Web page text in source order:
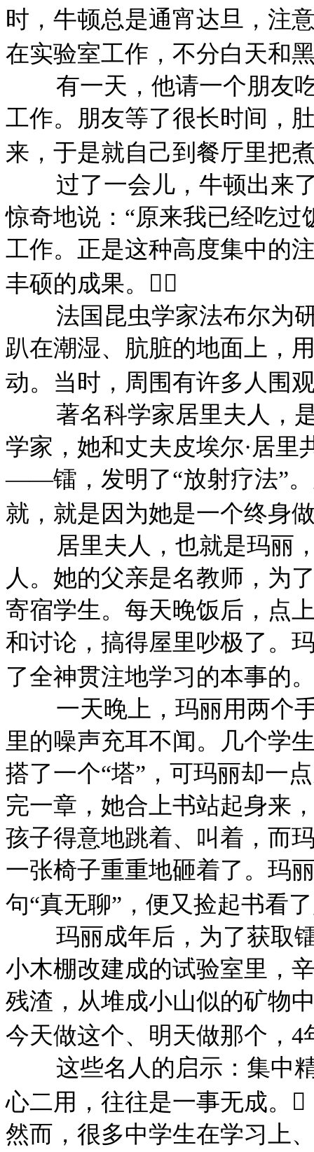
时，牛顿总是通宵达旦，注
在实验室工作，不分白天和
有一天，他请一个朋友
工作。朋友等了很长时间，
来，于是就自己到餐厅里把
过了一会儿，牛顿出来
惊奇地说： “原来我已经吃过
工作。正是这种高度集中的
丰硕的成果。
法国昆虫学家法布尔为
趴在潮湿、肮脏的地面上，
动。当时，周围有许多人围
著名科学家居里夫人，
学家，她和丈夫皮埃尔·居里
——镭，发明了“放射疗法”
就，就是因为她是一个终身
居里夫人，也就是玛丽
人。她的父亲是名教师，为
寄宿学生。每天晚饭后，点
和讨论，搞得屋里吵极了。
了全神贯注地学习的本事的
一天晚上，玛丽用两个
里的噪声充耳不闻。几个学
搭了一个“塔”，可玛丽却一
完一章，她合上书站起身来
孩子得意地跳着、叫着，而
一张椅子重重地砸着了。玛
句“真无聊”，便又捡起书看
玛丽成年后，为了获取
小木棚改建成的试验室里，
残渣，从堆成小山似的矿物
今天做这个、明天做那个，
这些名人的启示：集中
心二用，往往是一事无成。 
然而，很多中学生在学习上